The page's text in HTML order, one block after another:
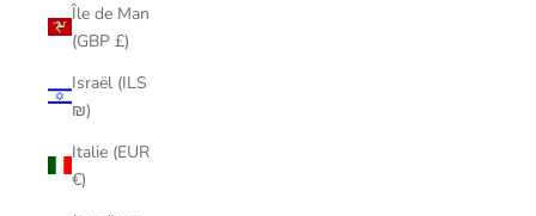
Île de Man
(GBP £)
Israël (ILS
₪)
Italie (EUR
€)